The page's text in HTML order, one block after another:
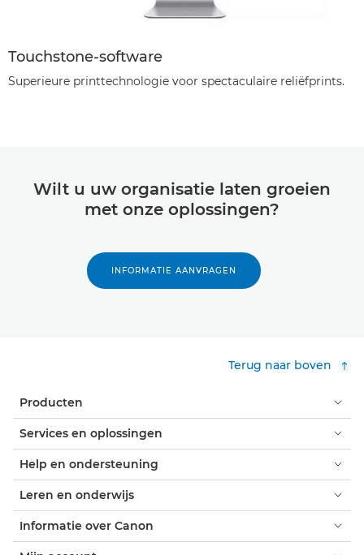
Touchstone-software
Superieure printtechnologie voor spectaculaire reliëfprints.
Wilt u uw organisatie laten groeien
met onze oplossingen?
INFORMATIE AANVRAGEN
Terug naar boven
Producten
Services en oplossingen
Help en ondersteuning
Leren en onderwijs
Informatie over Canon